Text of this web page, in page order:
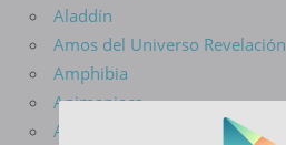
Aladdín
Amos del Universo Revelación
Amphibia
Animaniacs
Aquaman